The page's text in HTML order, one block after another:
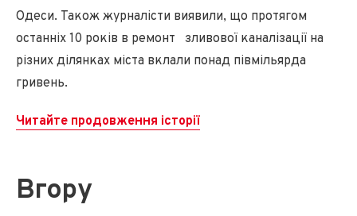
Одеси. Також журналісти виявили, що протягом
останніх 10 років в ремонт зливової каналізації на
різних ділянках міста вклали понад півмільярда
гривень.
Читайте продовження історії
Вгору